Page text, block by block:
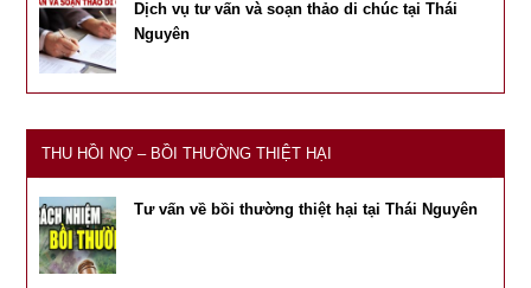
Dịch vụ tư vấn và soạn thảo di chúc tại Thái
Nguyên
THU HỒI NỢ – BỒI THƯỜNG THIỆT HẠI
Tư vấn về bồi thường thiệt hại tại Thái Nguyên